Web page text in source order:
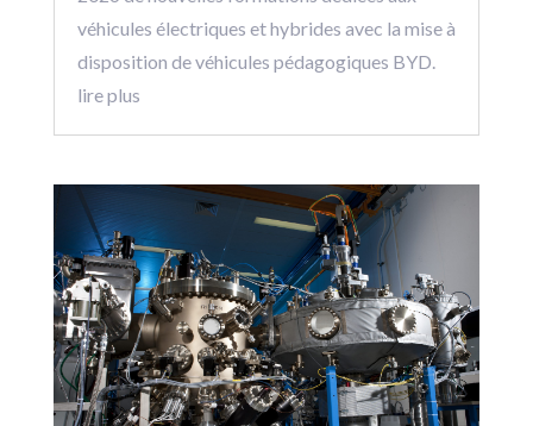
véhicules électriques et hybrides avec la mise à
disposition de véhicules pédagogiques BYD.
lire plus